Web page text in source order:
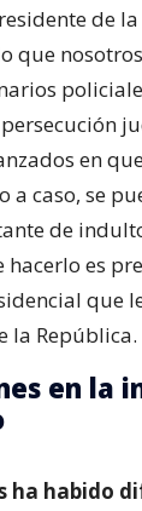
de
que
en
a caso, se
de
es
que
la República.
en la
ha habido